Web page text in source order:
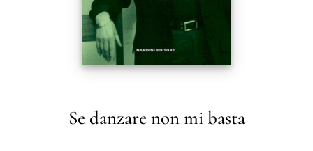
Se danzare non mi basta